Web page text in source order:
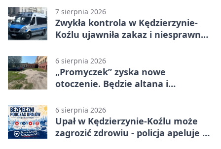
7 sierpnia 2026
Zwykła kontrola w Kędzierzynie-
Koźlu ujawniła zakaz i niesprawne
6 sierpnia 2026
„Promyczek” zyska nowe
otoczenie. Będzie altana i
6 sierpnia 2026
Upał w Kędzierzynie-Koźlu może
zagrozić zdrowiu - policja apeluje o